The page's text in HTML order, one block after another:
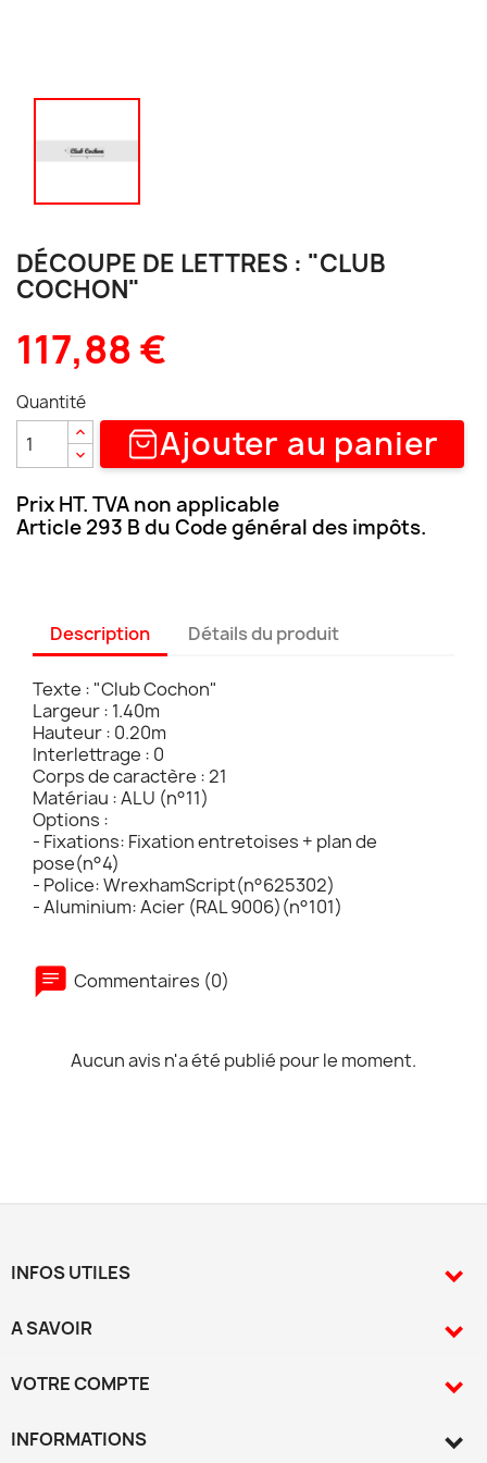
DÉCOUPE DE LETTRES : "CLUB
COCHON"
117,88 €
Quantité
Ajouter au panier
Prix HT. TVA non applicable
Article 293 B du Code général des impôts.
Description Détails du produit
Texte : "Club Cochon"
Largeur : 1.40m
Hauteur : 0.20m
Interlettrage : 0
Corps de caractère : 21
Matériau : ALU (n°11)
Options :
- Fixations: Fixation entretoises + plan de
pose(n°4)
- Police: WrexhamScript(n°625302)
- Aluminium: Acier (RAL 9006)(n°101)
Commentaires (0)
Aucun avis n'a été publié pour le moment.
INFOS UTILES 
A SAVOIR 
VOTRE COMPTE 
INFORMATIONS keyboard_arrow_down